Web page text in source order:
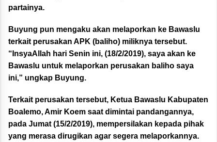
partainya.
Buyung pun mengaku akan melaporkan ke Bawaslu
terkait perusakan APK (baliho) miliknya tersebut.
“InsyaAllah hari Senin ini, (18/2/2019), saya akan ke
Bawaslu untuk melaporkan perusakan baliho saya
ini,” ungkap Buyung.
Terkait perusakan tersebut, Ketua Bawaslu Kabupaten
Boalemo, Amir Koem saat dimintai pandangannya,
pada Jumat (15/2/2019), mempersilakan kepada pihak
yang merasa dirugikan agar segera melaporkannya.